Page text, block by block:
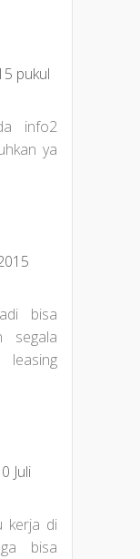
pukul
info2
ya
bisa
segala
leasing
Juli
kerja di
bisa